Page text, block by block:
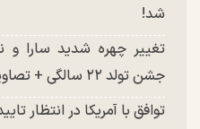
شد!
تغییر چهره شدید سارا و
جشن تولد ۲۲ سالگی + تصاویر
توافق با آمریکا در انتظار